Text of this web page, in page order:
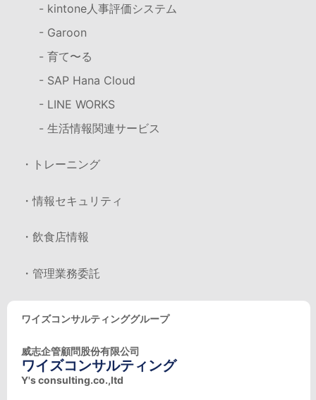
- kintone人事評価システム
- Garoon
- 育て〜る
- SAP Hana Cloud
- LINE WORKS
- 生活情報関連サービス
・トレーニング
・情報セキュリティ
・飲食店情報
・管理業務委託
ワイズコンサルティンググループ
威志企管顧問股份有限公司
ワイズコンサルティング
Y's consulting.co.,ltd